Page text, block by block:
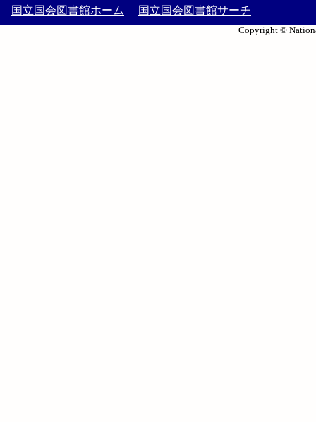
国立国会図書館ホーム 国立国会図書館サーチ
Copyright ©